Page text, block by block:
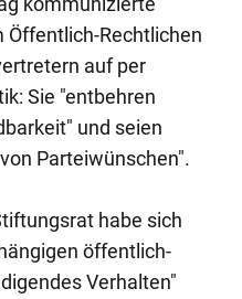
Öffentlich-Rechtlichen
auf per
Sie "entbehren
und seien
Parteiwünschen".
habe sich
öffentlich-
Verhalten"